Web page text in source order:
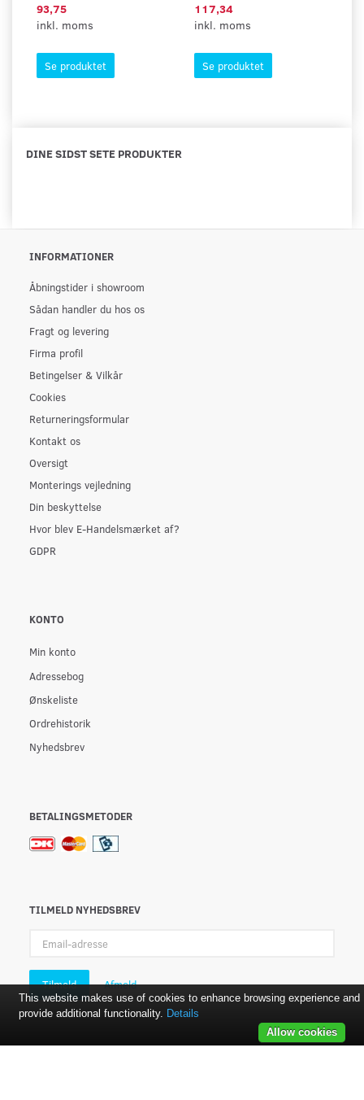
93,75
inkl. moms
Se produktet
117,34
inkl. moms
Se produktet
DINE SIDST SETE PRODUKTER
INFORMATIONER
Åbningstider i showroom
Sådan handler du hos os
Fragt og levering
Firma profil
Betingelser & Vilkår
Cookies
Returneringsformular
Kontakt os
Oversigt
Monterings vejledning
Din beskyttelse
Hvor blev E-Handelsmærket af?
GDPR
KONTO
Min konto
Adressebog
Ønskeliste
Ordrehistorik
Nyhedsbrev
BETALINGSMETODER
TILMELD NYHEDSBREV
adresse
Tilmeld Afmeld
This website makes use of cookies to enhance browsing experience and
provide additional functionality. Details
Allow cookies